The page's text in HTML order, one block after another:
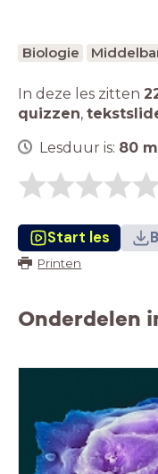
Biologie
In deze les zitten
quizzen,
Lesduur is: 80
Start les
Printen
Onderdelen